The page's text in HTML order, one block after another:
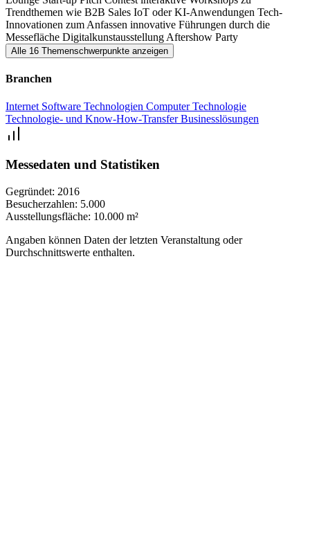
Unternehmen und zieht ein breites Spektrum an Teilnehmern an,
darunter Unternehmer, Investoren und Führungskräfte aus
Unternehmen.
Die Konferenz des FTF bietet wertvolle Einblicke und Best
entspannten Rahmen für Networking.
im Technologie- und Start-up Ökosystem tätig sind.
Trendthemen wie B2B Sales IoT oder KI-Anwendungen Tech-
Innovationen zum Anfassen innovative Führungen durch die
Messefläche Digitalkunstausstellung Aftershow Party
Alle 16 Themenschwerpunkte anzeigen
Branchen
Internet Software Technologien Computer Technologie
Technologie- und Know-How-TransferBusinesslösungen
Messedaten und Statistiken
Gegründet: 2016
Besucherzahlen: 5.000
Ausstellungsfläche: 10.000 m²
Angaben können Daten der letzten Veranstaltung oder
Durchschnittswerte enthalten.